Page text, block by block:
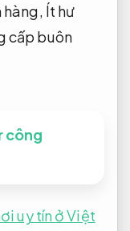
hàng, Ít hư
cấp buôn
công
uy tín ở Việt